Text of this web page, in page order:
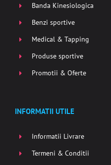
Banda Kinesiologica
Benzi sportive
Medical & Tapping
Produse sportive
Promotii & Oferte
INFORMATII UTILE
Informatii Livrare
Termeni & Conditii